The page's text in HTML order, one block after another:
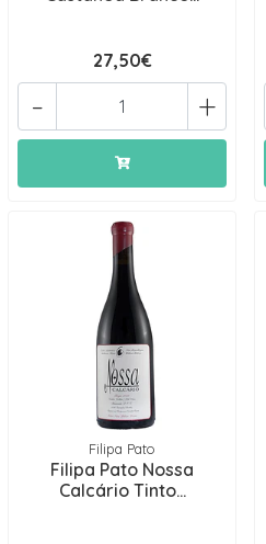
27,50€
+
-
Filipa Pato
Filipa Pato Nossa
Calcário Tinto...